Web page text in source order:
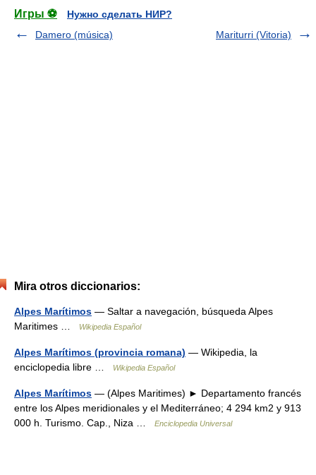
Игры ⚽
Нужно сделать НИР?
Damero (música)
Mariturri (Vitoria)
Mira otros diccionarios:
Alpes Marítimos — Saltar a navegación, búsqueda Alpes
Maritimes …
Wikipedia Español
Alpes Marítimos (provincia romana) — Wikipedia, la
enciclopedia libre …
Wikipedia Español
Alpes Marítimos — (Alpes Maritimes) ► Departamento francés
entre los Alpes meridionales y el Mediterráneo; 4 294 km2 y 913
000 h. Turismo. Cap., Niza …
Enciclopedia Universal